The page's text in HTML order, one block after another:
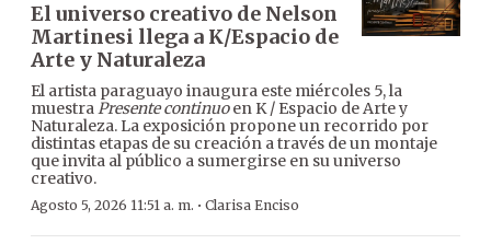
El universo creativo de Nelson
Martinesi llega a K/Espacio de
Arte y Naturaleza
El artista paraguayo inaugura este miércoles 5, la
muestraPresente continuoen K / Espacio de Arte y
Naturaleza. La exposición propone un recorrido por
distintas etapas de su creación a través de un montaje
que invita al público a sumergirse en su universo
creativo.
Agosto 5, 2026 11:51 a. m. · Clarisa Enciso